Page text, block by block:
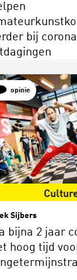
bij
opinie
Sijbers
bijna 2 jaar
hoog tijd